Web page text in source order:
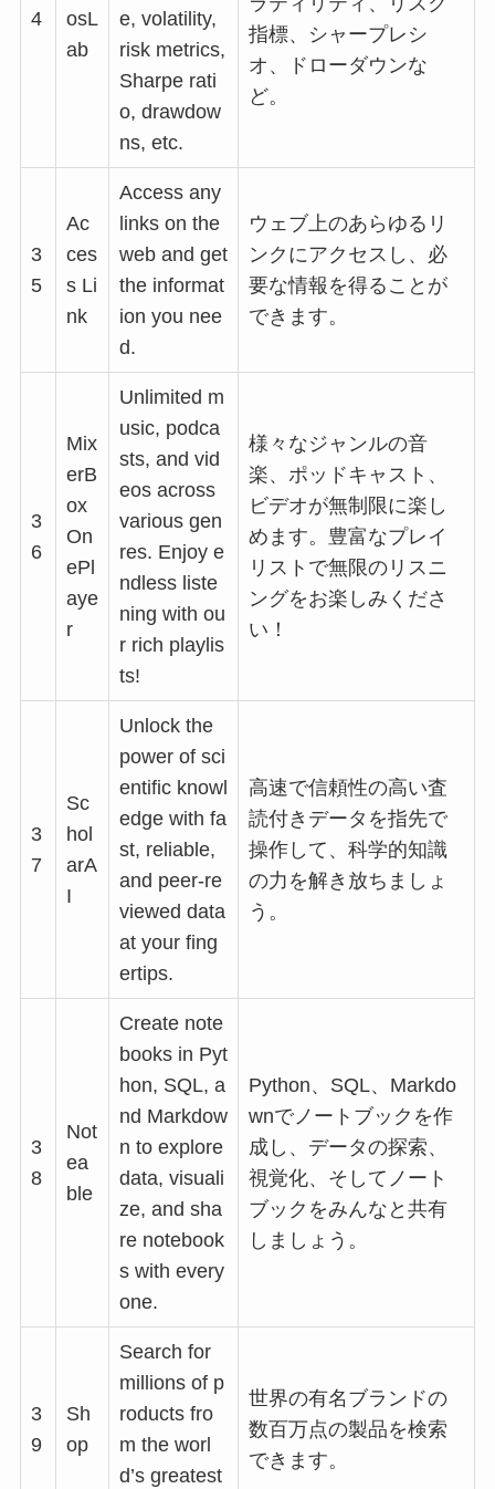
4
osL
ab
e, volatility,
risk metrics,
Sharpe rati
o, drawdow
ns, etc.
指標、シャープレシ
オ、ドローダウンな
ど。
3
5
Ac
ces
s Li
nk
Access any
links on the
web and get
the informat
ion you nee
d.
ウェブ上のあらゆるリ
ンクにアクセスし、必
要な情報を得ることが
できます。
3
6
Mix
erB
ox
On
ePl
aye
r
Unlimited m
usic, podca
sts, and vid
eos across
various gen
res. Enjoy e
ndless liste
ning with ou
r rich playlis
ts!
様々なジャンルの音
楽、ポッドキャスト、
ビデオが無制限に楽し
めます。豊富なプレイ
リストで無限のリスニ
ングをお楽しみくださ
い！
3
7
Sc
hol
arA
I
Unlock the
power of sci
entific knowl
edge with fa
st, reliable,
and peer-re
viewed data
at your fing
ertips.
高速で信頼性の高い査
読付きデータを指先で
操作して、科学的知識
の力を解き放ちましょ
う。
3
8
Not
ea
ble
Create note
books in Pyt
hon, SQL, a
nd Markdow
n to explore
data, visuali
ze, and sha
re notebook
s with every
one.
Python、SQL、Markdo
wnでノートブックを作
成し、データの探索、
視覚化、そしてノート
ブックをみんなと共有
しましょう。
3
9
Sh
op
Search for
millions of p
roducts fro
m the worl
d’s greatest
世界の有名ブランドの
数百万点の製品を検索
できます。